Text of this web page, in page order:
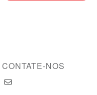
CONTATE-NOS